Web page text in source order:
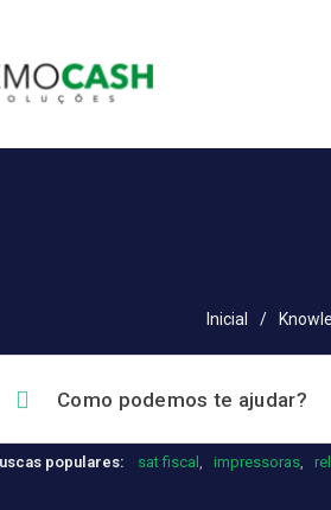
Inicial /
populares: sat fiscal , impressoras,